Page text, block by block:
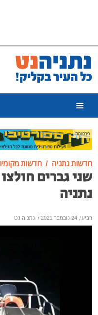
פרסומת
חדשות נתניה חדשות
שני גברים
נתניה
רביעי, 24 נובמבר 2021 / נתניה נט